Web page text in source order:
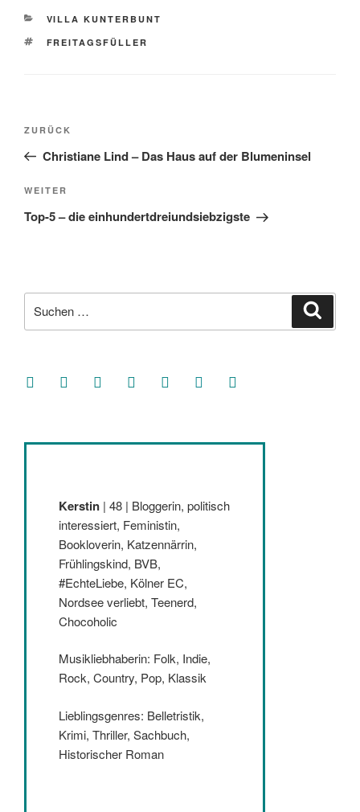
KATEGORIEN
VILLA KUNTERBUNT
SCHLAGWÖRTER
FREITAGSFÜLLER
Beitragsnavigation
Vorheriger
Beitrag
ZURÜCK
Christiane Lind – Das Haus auf der Blumeninsel
Nächster
Beitrag
WEITER
Top-5 – die einhundertdreiundsiebzigste
nach:
facebooksoundcloud
twitter mastodoninstagramthreads goodreads
Kerstin | 48 | Bloggerin, politisch
interessiert, Feministin,
Bookloverin, Katzennärrin,
Frühlingskind, BVB,
#EchteLiebe, Kölner EC,
Nordsee verliebt, Teenerd,
Chocoholic
Musikliebhaberin: Folk, Indie,
Rock, Country, Pop, Klassik
Lieblingsgenres: Belletristik,
Krimi, Thriller, Sachbuch,
Historischer Roman